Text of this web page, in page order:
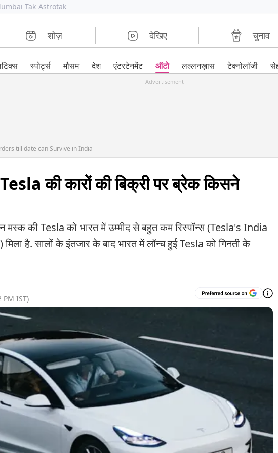
Tak Astrotak
शोज़ देखिए चुनाव
स्पोर्ट्स मौसम देश एंटरटेनमेंट ऑटो लल्लनख़ास टेक्नोलॉजी
Advertisement
till date can Survive in India
की कारों की बिक्री पर ब्रेक किसने
की Tesla को भारत में उम्मीद से बहुत कम रिस्पॉन्स (Tesla's India
है. सालों के इंतजार के बाद भारत में लॉन्च हुई Tesla को गिनती के
PM IST)